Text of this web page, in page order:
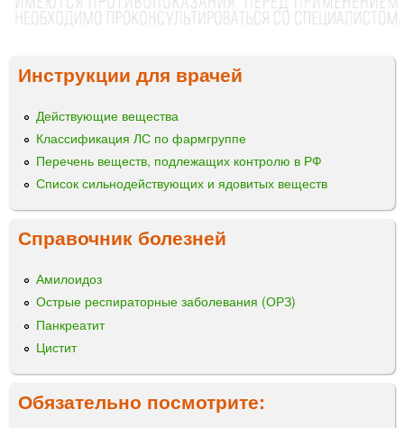
Инструкции для врачей
Действующие вещества
Классификация ЛС по фармгруппе
Перечень веществ, подлежащих контролю в РФ
Список сильнодействующих и ядовитых веществ
Справочник болезней
Амилоидоз
Острые респираторные заболевания (ОРЗ)
Панкреатит
Цистит
Обязательно посмотрите: